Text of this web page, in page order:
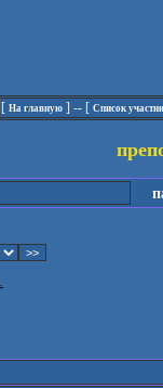
[ На главную ] -- [ Список